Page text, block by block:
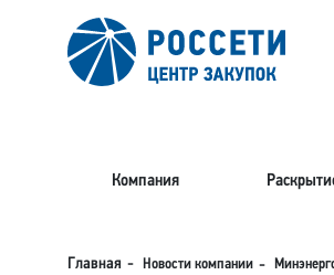
Компания
Главная Новости компании